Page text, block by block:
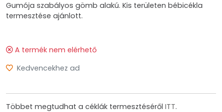
Gumója szabályos gömb alakú. Kis területen bébicékla
termesztése ajánlott.
A termék nem elérhető
Kedvencekhez ad
Többet megtudhat a céklák termesztéséről ITT.